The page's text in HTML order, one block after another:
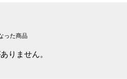
った商品
りません。